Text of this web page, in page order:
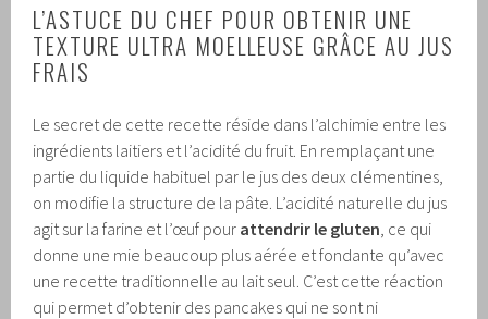
L’ASTUCE DU CHEF POUR OBTENIR UNE
TEXTURE ULTRA MOELLEUSE GRÂCE AU JUS
FRAIS
Le secret de cette recette réside dans l’alchimie entre les
ingrédients laitiers et l’acidité du fruit. En remplaçant une
partie du liquide habituel par le jus des deux clémentines,
on modifie la structure de la pâte. L’acidité naturelle du jus
agit sur la farine et l’œuf pour attendrir le gluten , ce qui
donne une mie beaucoup plus aérée et fondante qu’avec
une recette traditionnelle au lait seul. C’est cette réaction
qui permet d’obtenir des pancakes qui ne sont ni